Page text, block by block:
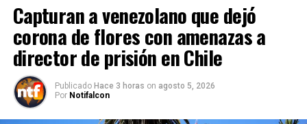
Capturan a venezolano que dejó
corona de flores con amenazas a
director de prisión en Chile
Publicado Hace 3 horas on agosto 5, 2026
Por Notifalcon